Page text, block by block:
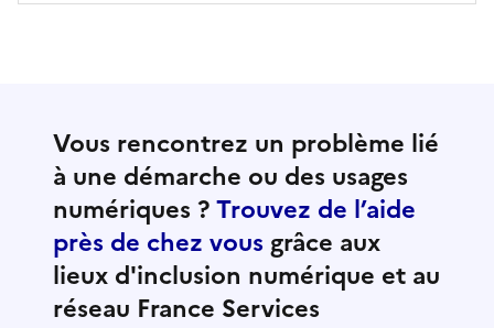
Vous rencontrez un problème lié
à une démarche ou des usages
numériques ?Trouvez de l’aide
près de chez vous grâce aux
lieux d'inclusion numérique et au
réseau France Services